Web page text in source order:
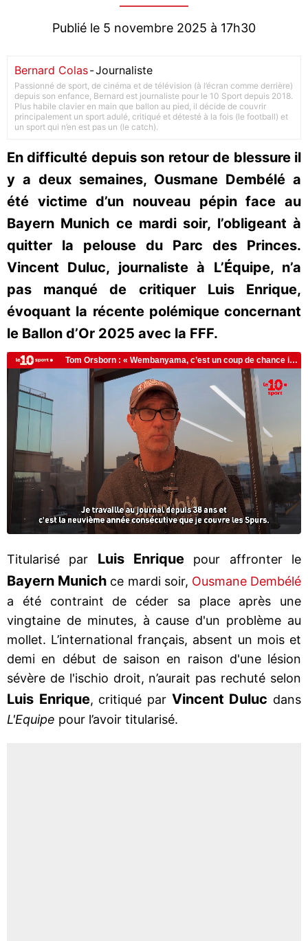
Publié le 5 novembre 2025 à 17h30
Bernard Colas-Journaliste
Passionné de sport, de cinéma et de télévision (à l’écran comme derrière)
depuis son enfance, Bernard est journaliste pour le 10 Sport depuis 2018.
Plus habile clavier en main que ballon au pied, il décide de couvrir
principalement un sport adulé, critiqué et détesté à la fois (le football) et
un sport qui n’en est pas un (le catch).
En difficulté depuis son retour de blessure il
y a deux semaines, Ousmane Dembélé a
été victime d’un nouveau pépin face au
Bayern Munich ce mardi soir, l’obligeant à
quitter la pelouse du Parc des Princes.
Vincent Duluc, journaliste à L’Équipe, n’a
pas manqué de critiquer Luis Enrique,
évoquant la récente polémique concernant
le Ballon d’Or 2025 avec la FFF.
Titularisé par Luis Enrique pour affronter le
Bayern Munich ce mardi soir, Ousmane Dembélé
a été contraint de céder sa place après une
vingtaine de minutes, à cause d'un problème au
mollet. L’international français, absent un mois et
demi en début de saison en raison d'une lésion
sévère de l'ischio droit, n’aurait pas rechuté selon
Luis Enrique, critiqué par Vincent Duluc dans
L'Equipe pour l’avoir titularisé.